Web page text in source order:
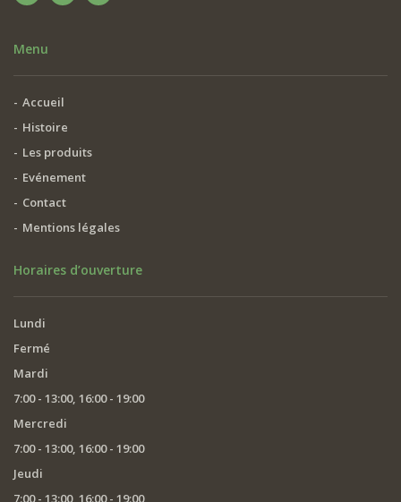
Menu
Accueil
Histoire
Les produits
Evénement
Contact
Mentions légales
Horaires d’ouverture
Lundi
Fermé
Mardi
7:00 - 13:00, 16:00 - 19:00
Mercredi
7:00 - 13:00, 16:00 - 19:00
Jeudi
7:00 - 13:00, 16:00 - 19:00